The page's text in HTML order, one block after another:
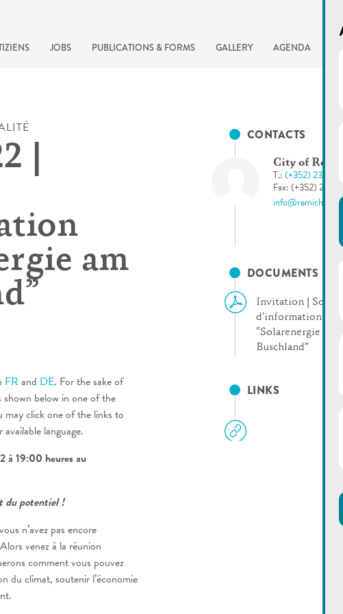
JOBS PUBLICATIONS & FORMS GALLERY AGENDA
|
am
FR and DE. For the sake of
below in one of the
may click one of the links to
language.
à 19:00 heures au
du potentiel !
n’avez pas encore
venez à la réunion
comment vous pouvez
du climat, soutenir l’économie
CONTACTS
City of
T.:(+352) 23 69 2-1
Fax: (+352) 23 69
info@remich.lu
DOCUMENTS
Invitation | Soirée
d’information
“Solarenergie am
Buschland”
LINKS